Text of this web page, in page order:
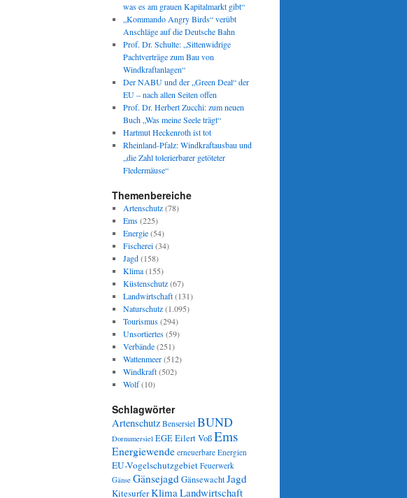
was es am grauen Kapitalmarkt gibt“
„Kommando Angry Birds“ verübt
Anschläge auf die Deutsche Bahn
Prof. Dr. Schulte: „Sittenwidrige
Pachtverträge zum Bau von
Windkraftanlagen“
Der NABU und der „Green Deal“ der
EU – nach allen Seiten offen
Prof. Dr. Herbert Zucchi: zum neuen
Buch „Was meine Seele trägt“
Hartmut Heckenroth ist tot
Rheinland-Pfalz: Windkraftausbau und
„die Zahl tolerierbarer getöteter
Fledermäuse“
Themenbereiche
Artenschutz(78)
Ems(225)
Energie(54)
Fischerei(34)
Jagd(158)
Klima(155)
Küstenschutz(67)
Landwirtschaft(131)
Naturschutz(1.095)
Tourismus(294)
Unsortiertes(59)
Verbände(251)
Wattenmeer(512)
Windkraft(502)
Wolf(10)
Schlagwörter
Artenschutz Bensersiel BUND
Dornumersiel EGEEilert VoßEms
Energiewende erneuerbare Energien
EU-Vogelschutzgebiet Feuerwerk
Gänse GänsejagdGänsewachtJagd
KitesurferKlimaLandwirtschaft